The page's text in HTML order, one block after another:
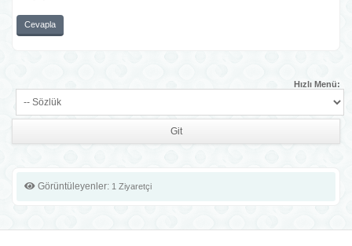
Cevapla
Hızlı Menü:
Görüntüleyenler: 1 Ziyaretçi